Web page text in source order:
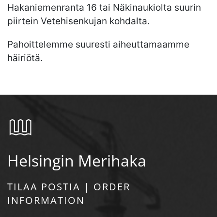
Hakaniemenranta 16 tai Näkinaukiolta suurin
piirtein Vetehisenkujan kohdalta.
Pahoittelemme suuresti aiheuttamaamme
häiriötä.
Helsingin Merihaka
TILAA POSTIA | ORDER
INFORMATION